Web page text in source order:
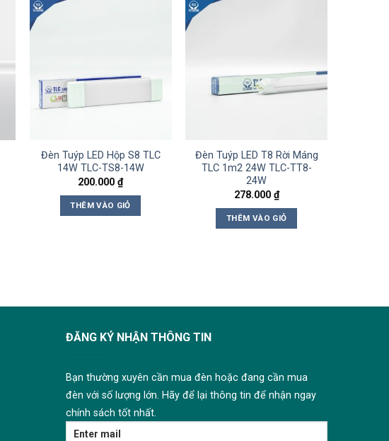
Đèn Tuýp LED Hộp S8 TLC
14W TLC-TS8-14W
200.000₫
THÊM VÀO GIỎ
Đèn Tuýp LED T8 Rời Máng
TLC 1m2 24W TLC-TT8-
24W
278.000 ₫
THÊM VÀO GIỎ
ĐĂNG KÝ NHẬN THÔNG TIN
Bạn thường xuyên cần mua đèn hoặc đang cần mua
đèn với số lượng lớn. Hãy để lại thông tin để nhận ngay
chính sách tốt nhất.